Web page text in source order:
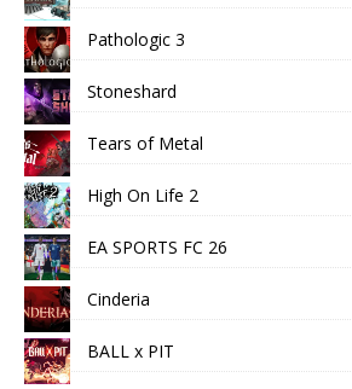
Pathologic 3
Stoneshard
Tears of Metal
High On Life 2
EA SPORTS FC 26
Cinderia
BALL x PIT